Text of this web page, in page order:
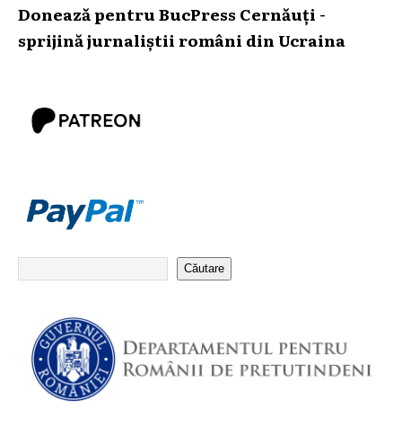
Donează pentru BucPress Cernăuți -
sprijină jurnaliștii români din Ucraina
Căutare